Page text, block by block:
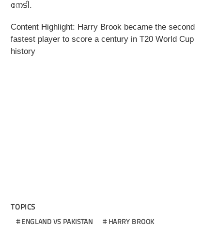
നേടി.
Content Highlight: Harry Brook became the second
fastest player to score a century in T20 World Cup
history
TOPICS
ENGLAND VS PAKISTAN HARRY BROOK